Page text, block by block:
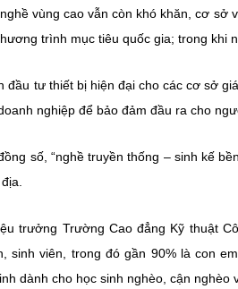
vùng cao vẫn còn khó khăn, cơ
trình mục tiêu quốc gia; trong khi
đầu tư thiết bị hiện đạicho các cơ sở
doanh nghiệp để bảo đảm đầu ra cho
số, “nghề truyền thống – sinh kế
trưởng Trường Cao đẳng Kỹ thuật
sinh viên , trong đó gần 90%là con
dành cho học sinh nghèo, cận nghèo